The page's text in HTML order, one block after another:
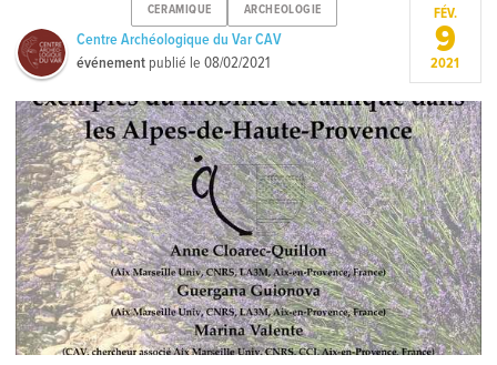
CERAMIQUE ARCHEOLOGIE
Centre Archéologique du Var CAV
événement publié le08/02/2021
FÉV.
9
2021